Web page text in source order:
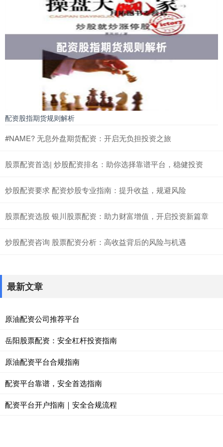
配资股指期货规则解析
#NAME? 无息外盘期货配资：开启无负担投资之旅
股票配资首选| 炒股配资排名：助你选择靠谱平台，稳健投资
炒股配资要求 配资炒股专业指南：提升收益，规避风险
股票配资选股 银川股票配资：助力财富增值，开启投资新篇章
炒股配资咨询 股票配资分析：高收益背后的风险与机遇
最新文章
原油配资公司推荐平台
岳阳股票配资：安全杠杆投资指南
原油配资平台合规指南
配资平台靠谱，安全首选指南
配资平台开户指南｜安全合规流程